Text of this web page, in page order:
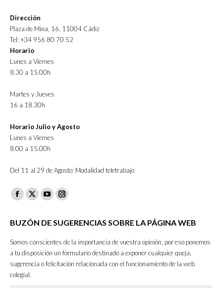
Dirección
Plaza de Mina, 16, 11004 Cádiz
Tel: +34 956 80 70 52
Horario
Lunes a Viernes
8.30 a 15.00h
Martes y Jueves
16 a 18.30h
Horario Julio y Agosto
Lunes a Viernes
8.00 a 15.00h
Del 11 al 29 de Agosto: Modalidad teletrabajo
Facebook
opens
new
window
X
opens
new
window
YouTube
opens
new
window
Instagram
opens
in
new
window
BUZÓN DE SUGERENCIAS SOBRE LA PÁGINA WEB
Somos conscientes de la importancia de vuestra opinión, por eso ponemos
a tu disposición un formulario destinado a exponer cualquier queja,
sugerencia o felicitación relacionada con el funcionamiento de la web
colegial.